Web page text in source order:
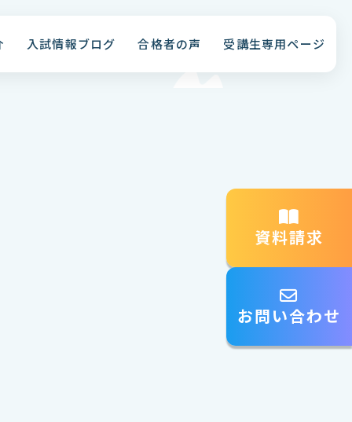
入試情報ブログ 合格者の声 受講生専用ページ
資料請求
お問い合わせ